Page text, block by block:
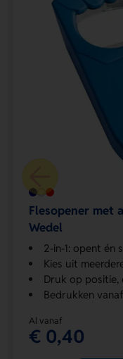
Flesopener met
Wedel
2-in-1: opent én
Kies uit
Druk op positie,
Bedrukken
Al vanaf
€ 0,40